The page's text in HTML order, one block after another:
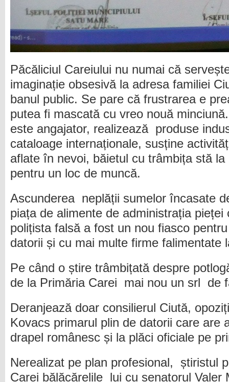
Păcăliciul Careiului nu numai că
imaginație obsesivă la adresa familiei
banul public. Se pare că frustrarea e
putea fi mascată cu vreo nouă
este angajator, realizează produse
cataloage internaționale, susține
aflate în nevoi, băietul cu trâmbița stă la
pentru un loc de muncă.
Ascunderea neplății sumelor încasate
piața de alimente de administrația
polițista falsă a fost un nou fiasco
datorii și cu mai multe firme falimentate
Pe când o știre trâmbițată despre
de la Primăria Carei mai nou un srl de
Deranjează doar consilierul Ciută,
Kovacs primarul plin de datorii care are
drapel românesc și la plăci oficiale pe
Nerealizat pe plan profesional, știristul
Carei bălăcărelile lui cu senatorul Valer